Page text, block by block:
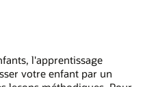
l'apprentissage
votre enfant par un